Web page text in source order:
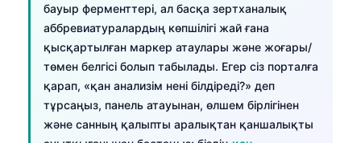
бауыр ферменттері, ал басқа зертханалық
аббревиатуралардың көпшілігі жай ғана
қысқартылған маркер атаулары және жоғары/
төмен белгісі болып табылады. Егер сіз порталға
қарап, «қан анализім нені білдіреді?» деп
тұрсаңыз, панель атауынан, өлшем бірлігінен
және санның қалыпты аралықтан қаншалықты